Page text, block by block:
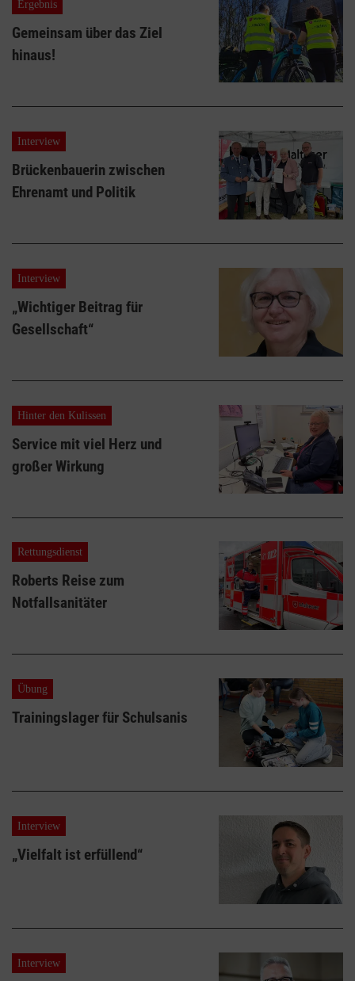
Ergebnis
Gemeinsam über das Ziel
hinaus!
Interview
Brückenbauerin zwischen
Ehrenamt und Politik
Interview
„Wichtiger Beitrag für
Gesellschaft“
Hinter den Kulissen
Service mit viel Herz und
großer Wirkung
Rettungsdienst
Roberts Reise zum
Notfallsanitäter
Übung
Trainingslager für Schulsanis
Interview
„Vielfalt ist erfüllend“
Interview